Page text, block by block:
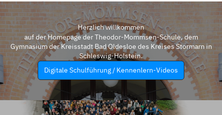
Herzlich willkommen
auf der Homepage der Theodor-Mommsen-Schule, dem
Gymnasium der Kreisstadt Bad Oldesloe des Kreises Stormarn in
Schleswig-Holstein.
Digitale Schulführung / Kennenlern-Videos